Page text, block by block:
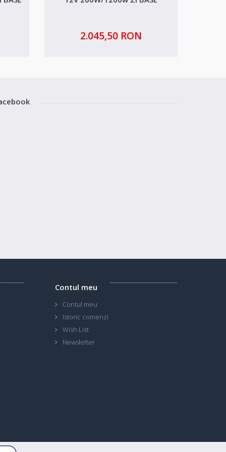
2.045,50 RON
Contul meu
Contul meu
Istoric comenzi
Wish List
Newsletter